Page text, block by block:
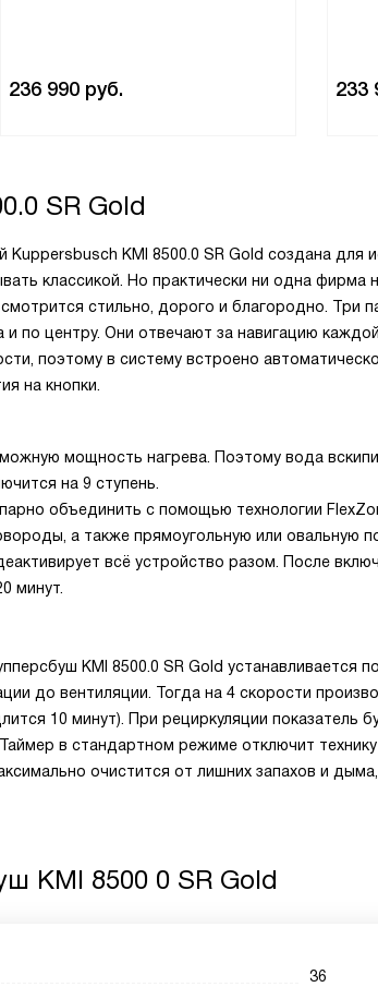
236 990 руб. 233
SR Gold
KMI 8500.0 SR Gold создана для
классикой. Но практически ни одна фирма
стильно, дорого и благородно. Три
по центру. Они отвечают за навигацию
поэтому в систему встроено
на кнопки.
мощность нагрева. Поэтому вода
на 9 ступень.
объединить с помощью технологии
а также прямоугольную или овальную
всё устройство разом. После
минут.
KMI 8500.0 SR Gold устанавливается
до вентиляции. Тогда на 4 скорости
10 минут). При рециркуляции показатель
в стандартном режиме отключит
очистится от лишних запахов и
KMI 8500 0 SR Gold
36